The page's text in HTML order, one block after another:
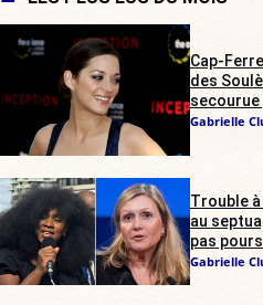
Cap-
des
secourue
Gabrielle
Trouble
au
pas
Gabrielle